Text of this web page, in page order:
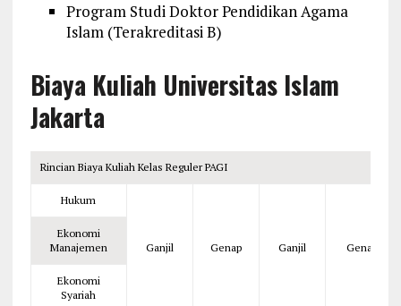
Program Studi Doktor Pendidikan Agama
Islam (Terakreditasi B)
Biaya Kuliah Universitas Islam
Jakarta
Rincian Biaya Kuliah Kelas Reguler PAGI
Hukum
Ganjil Genap Ganjil Genap
Ekonomi
Manajemen
Ekonomi
Syariah